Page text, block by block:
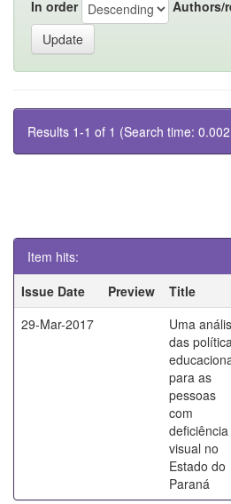
In order Authors/
Results 1-1 of 1 (Search time:
Item hits:
Issue Date
Preview Title
29-Mar-2017
Uma
das
para as
pessoas
com
deficiência
visual no
Estado do
Paraná